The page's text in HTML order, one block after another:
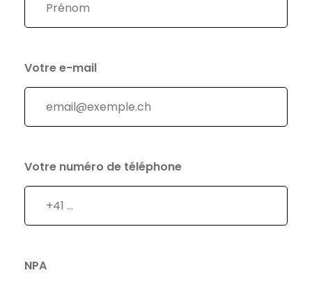
Votre e-mail
Votre numéro de téléphone
NPA